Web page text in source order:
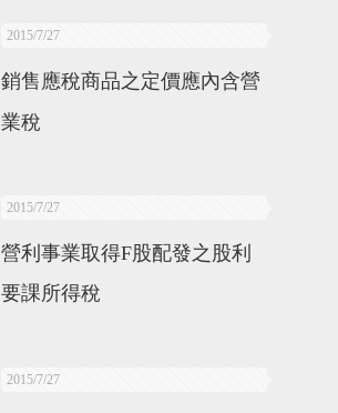
2015/7/27
銷售應稅商品之定價應內含營
業稅
2015/7/27
營利事業取得F股配發之股利
要課所得稅
2015/7/27